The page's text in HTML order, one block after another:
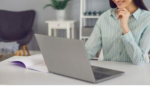
investidores. É um dos componentes
economia, pois fornece os recursos
fomentar o investimento e o consumo.
No mercado de crédito, há diferentes
como: